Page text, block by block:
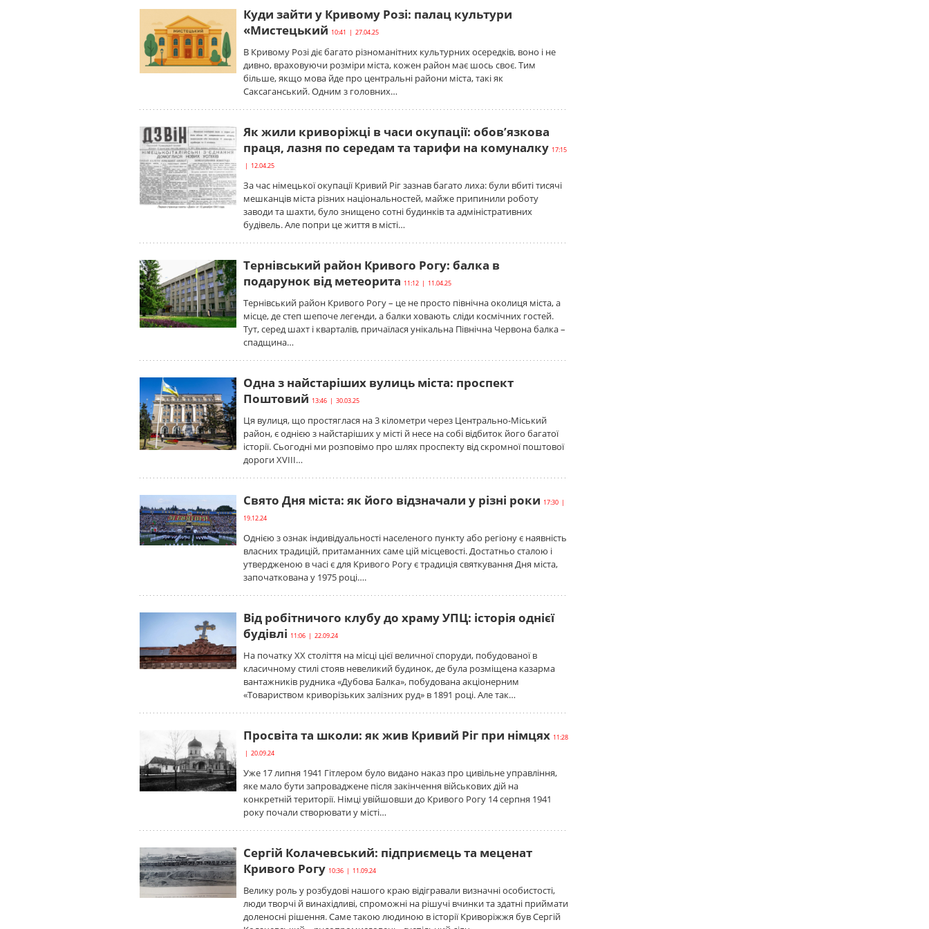
Куди зайти у Кривому Розі: палац культури
«Мистецький 10:41 | 27.04.25
В Кривому Розі діє багато різноманітних культурних осередків, воно і не
дивно, враховуючи розміри міста, кожен район має шось своє. Тим
більше, якщо мова йде про центральні райони міста, такі як
Саксаганський. Одним з головних…
Як жили криворіжці в часи окупації: обов’язкова
праця, лазня по середам та тарифи на комуналку 17:15
| 12.04.25
За час німецької окупації Кривий Ріг зазнав багато лиха: були вбиті тисячі
мешканців міста різних національностей, майже припинили роботу
заводи та шахти, було знищено сотні будинків та адміністративних
будівель. Але попри це життя в місті…
Тернівський район Кривого Рогу: балка в
подарунок від метеорита 11:12 | 11.04.25
Тернівський район Кривого Рогу – це не просто північна околиця міста, а
місце, де степ шепоче легенди, а балки ховають сліди космічних гостей.
Тут, серед шахт і кварталів, причаїлася унікальна Північна Червона балка –
спадщина…
Одна з найстаріших вулиць міста: проспект
Поштовий 13:46 | 30.03.25
Ця вулиця, що простяглася на 3 кілометри через Центрально-Міський
район, є однією з найстаріших у місті й несе на собі відбиток його багатої
історії. Сьогодні ми розповімо про шлях проспекту від скромної поштової
дороги XVIII…
Свято Дня міста: як його відзначали у різні роки 17:30 |
19.12.24
Однією з ознак індивідуальності населеного пункту або регіону є наявність
власних традицій, притаманних саме цій місцевості. Достатньо сталою і
утвердженою в часі є для Кривого Рогу є традиція святкування Дня міста,
започаткована у 1975 році….
Від робітничого клубу до храму УПЦ: історія однієї
будівлі 11:06 | 22.09.24
На початку ХХ століття на місці цієї величної споруди, побудованої в
класичному стилі стояв невеликий будинок, де була розміщена казарма
вантажників рудника «Дубова Балка», побудована акціонерним
«Товариством криворізьких залізних руд» в 1891 році. Але так…
Просвіта та школи: як жив Кривий Ріг при німцях 11:28
| 20.09.24
Уже 17 липня 1941 Гітлером було видано наказ про цивільне управління,
яке мало бути запроваджене після закінчення військових дій на
конкретній території. Німці увійшовши до Кривого Рогу 14 серпня 1941
року почали створювати у місті…
Сергій Колачевський: підприємець та меценат
Кривого Рогу 10:36 | 11.09.24
Велику роль у розбудові нашого краю відігравали визначні особистості,
люди творчі й винахідливі, спроможні на рішучі вчинки та здатні приймати
доленосні рішення. Саме такою людиною в історії Криворіжжя був Сергій